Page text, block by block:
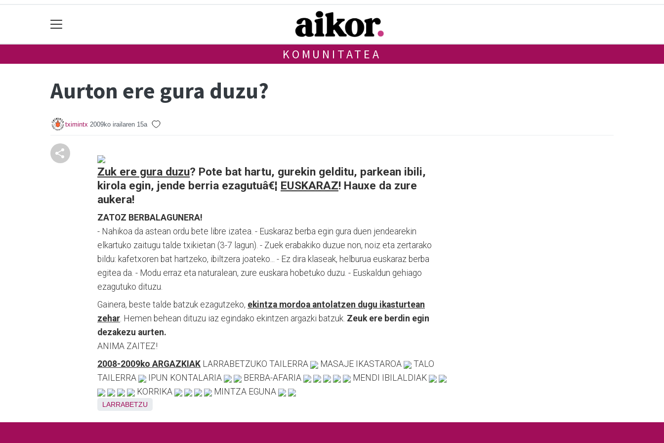
KOMUNITATEA
Aurton ere gura duzu?
tximintx 2009ko irailaren 15a
Zuk ere gura duzu? Pote bat hartu, gurekin gelditu, parkean ibili,
kirola egin, jende berria ezagutuâ€¦ EUSKARAZ! Hauxe da zure
aukera!
ZATOZ BERBALAGUNERA!
- Nahikoa da astean ordu bete libre izatea. - Euskaraz berba egin gura duen jendearekin
elkartuko zaitugu talde txikietan (3-7 lagun). - Zuek erabakiko duzue non, noiz eta zertarako
bildu: kafetxoren bat hartzeko, ibiltzera joateko... - Ez dira klaseak, helburua euskaraz berba
egitea da. - Modu erraz eta naturalean, zure euskara hobetuko duzu. - Euskaldun gehiago
ezagutuko dituzu.
Gainera, beste talde batzuk ezagutzeko, ekintza mordoa antolatzen dugu ikasturtean
zehar. Hemen behean dituzu iaz egindako ekintzen argazki batzuk. Zeuk ere berdin egin
dezakezu aurten.
ANIMA ZAITEZ!
2008-2009ko ARGAZKIAK LARRABETZUKO TAILERRA MASAJE IKASTAROA
TALO
TAILERRA
IPUN KONTALARIA BERBA-AFARIA
MENDI IBILALDIAK
KORRIKA
MINTZA EGUNA
LARRABETZU